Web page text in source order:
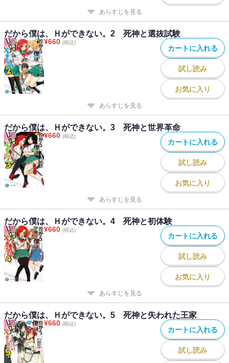
あらすじを見る
だから僕は、Ｈができない。2 死神と選抜試験
¥660 (税込)
カートに入れる
試し読み
お気に入り
あらすじを見る
だから僕は、Ｈができない。3 死神と世界革命
¥660 (税込)
カートに入れる
試し読み
お気に入り
あらすじを見る
だから僕は、Ｈができない。4 死神と初体験
¥660 (税込)
カートに入れる
試し読み
お気に入り
あらすじを見る
だから僕は、Ｈができない。5 死神と失われた王家
¥660 (税込)
カートに入れる
試し読み